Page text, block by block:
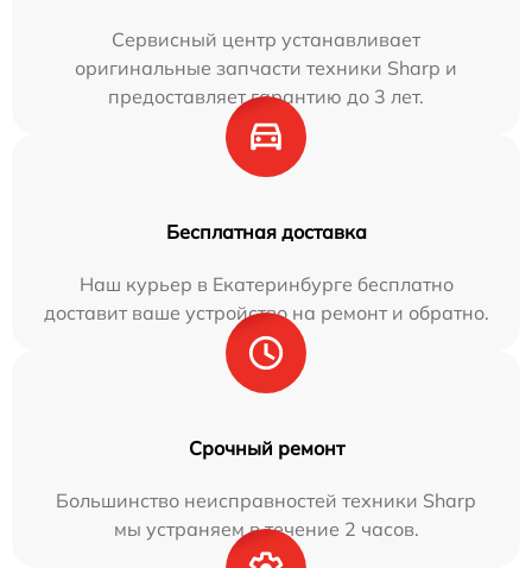
Сервисный центр устанавливает
оригинальные запчасти техники Sharp и
предоставляет гарантию до 3 лет.
Бесплатная доставка
Наш курьер в Екатеринбурге бесплатно
доставит ваше устройство на ремонт и обратно.
Срочный ремонт
Большинство неисправностей техники Sharp
мы устраняем в течение 2 часов.